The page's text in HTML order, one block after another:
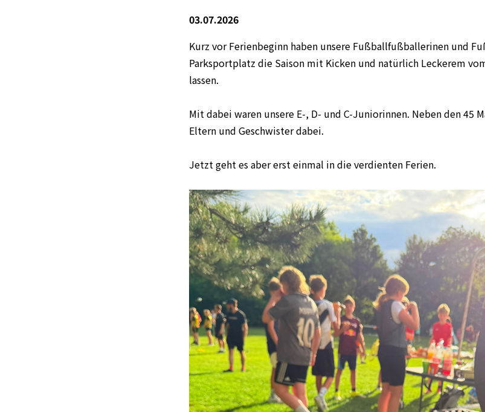
03.07.2026
Kurz vor Ferienbeginn haben unsere Fußballfußballerinen und
Parksportplatz die Saison mit Kicken und natürlich Leckerem
lassen.
Mit dabei waren unsere E-, D- und C-Juniorinnen. Neben den 45
Eltern und Geschwister dabei.
Jetzt geht es aber erst einmal in die verdienten Ferien.